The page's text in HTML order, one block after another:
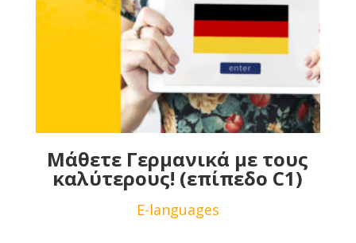
Μάθετε Γερμανικά με τους
καλύτερους! (επίπεδο C1)
E-languages